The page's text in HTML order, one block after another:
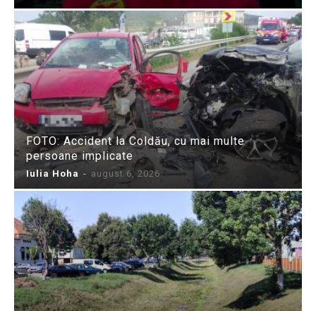
FOTO: Accident la Coldău, cu mai multe
persoane implicate
Iulia Hoha - august 6, 2026